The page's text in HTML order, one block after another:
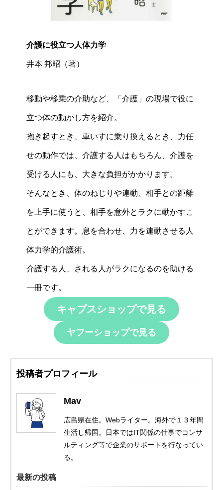
介護に役立つ人体力学
井本 邦昭（著）
移動や移乗の介助など、「介護」の現場で役に
立つ体の動かし方を紹介。
抱き起すとき、車いすに乗り換えるとき、力任
せの動作では、介護する人はもちろん、介護を
受ける人にも、大きな負担がかかります。
そんなとき、体のねじりや連動、相手との距離
を上手に使うと、相手を意外とラクに動かすこ
とができます。息を合わせ、力を連動させる人
体力学的介護術。
介護する人、される人がラクになるのを助ける
一冊です。
キャプスショップで見る
ヤフーショップで見る
投稿者プロフィール
Mav
広島県在住。Webライター。海外で１３年間
生活し帰国。日本ではIT関係の仕事でコンサ
ルティング等で企業のサポートを行なってい
る。
最新の投稿